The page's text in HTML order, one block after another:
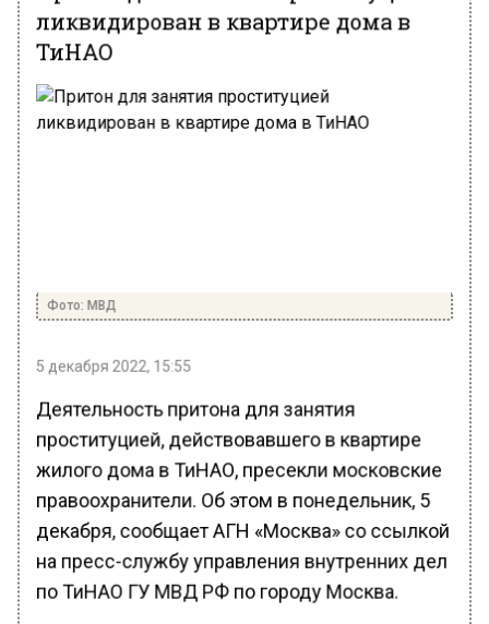
ликвидирован в квартире дома в
ТиНАО
Фото: МВД
5 декабря 2022, 15:55
Деятельность притона для занятия
проституцией, действовавшего в квартире
жилого дома в ТиНАО, пресекли московские
правоохранители. Об этом в понедельник, 5
декабря, сообщает АГН «Москва» со ссылкой
на пресс-службу управления внутренних дел
по ТиНАО ГУ МВД РФ по городу Москва.